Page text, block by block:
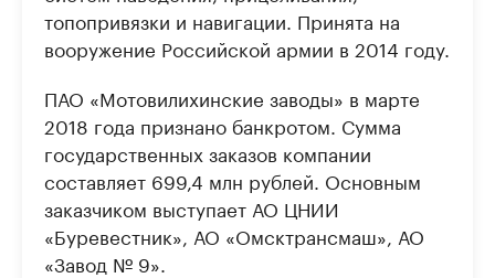
топопривязки и навигации. Принята на
вооружение Российской армии в 2014 году.
ПАО «Мотовилихинские заводы» в марте
2018 года признано банкротом. Сумма
государственных заказов компании
составляет 699,4 млн рублей. Основным
заказчиком выступает АО ЦНИИ
«Буревестник», АО «Омсктрансмаш», АО
«Завод № 9».